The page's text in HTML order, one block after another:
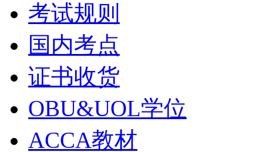
考试规则
国内考点
证书收货
OBU&UOL学位
ACCA教材